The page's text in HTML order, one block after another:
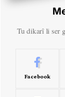
Tu dikarî li ser
Facebook